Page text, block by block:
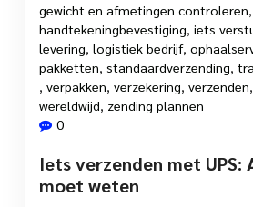
gewicht en afmetingen controleren
handtekeningbevestiging iets
levering logistiek bedrijf,
pakketten standaardverzending
verpakken verzekering verzenden
wereldwijd zending plannen
0
Iets verzenden met UPS:
moet weten